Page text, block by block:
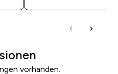
vorhanden.